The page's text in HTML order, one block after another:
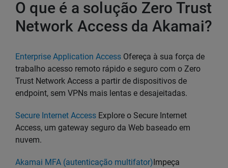
O que é a solução Zero Trust
Network Access da Akamai?
Enterprise Application Access Ofereça à sua força de
trabalho acesso remoto rápido e seguro com o Zero
Trust Network Access a partir de dispositivos de
endpoint, sem VPNs mais lentas e desajeitadas.
Secure Internet Access Explore o Secure Internet
Access, um gateway seguro da Web baseado em
nuvem.
Akamai MFA (autenticação multifator) Impeça